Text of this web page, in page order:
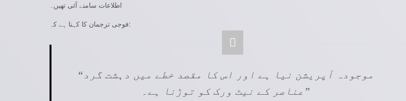
اطلاعات سامنے آئی تھیں۔
فوجی ترجمان کا کہنا ہے کہ:
“موجودہ آپریشن نیا ہے اور اس کا مقصد خطے میں دہشت گرد
عناصر کے نیٹ ورک کو توڑنا ہے۔”